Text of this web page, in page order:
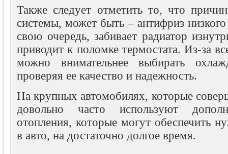
Также следует отметить то, что
системы, может быть – антифриз
свою очередь, забивает радиатор
приводит к поломке термостата. Из-за
можно внимательнее выбирать
проверяя ее качество и надежность.
На крупных автомобилях, которые
довольно часто используют
отопления, которые могут обеспечить
в авто, на достаточно долгое время.